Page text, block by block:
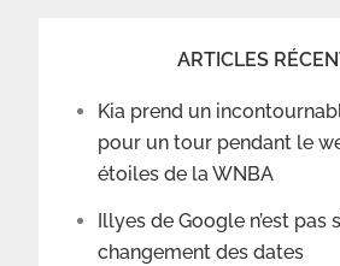
ARTICLES
Kia prend un
pour un tour pendant le
étoiles de la WNBA
Illyes de Google n’est pas
changement des dates